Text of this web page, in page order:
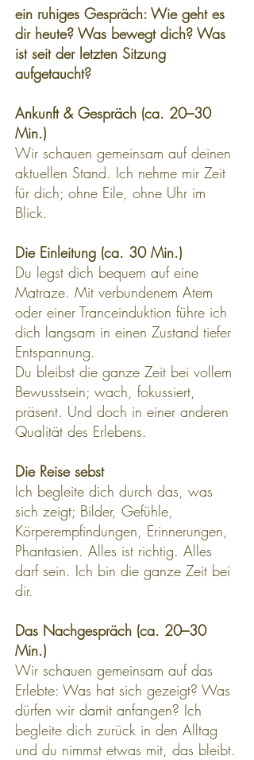
ein ruhiges Gespräch: Wie geht es
dir heute? Was bewegt dich? Was
ist seit der letzten Sitzung
aufgetaucht?
Ankunft & Gespräch (ca. 20–30
Min.)
Wir schauen gemeinsam auf deinen
aktuellen Stand. Ich nehme mir Zeit
für dich; ohne Eile, ohne Uhr im
Blick.
Die Einleitung (ca. 30 Min.)
Du legst dich bequem auf eine
Matraze. Mit verbundenem Atem
oder einer Tranceinduktion führe ich
dich langsam in einen Zustand tiefer
Entspannung.
Du bleibst die ganze Zeit bei vollem
Bewusstsein; wach, fokussiert,
präsent. Und doch in einer anderen
Qualität des Erlebens.
Die Reise sebst
Ich begleite dich durch das, was
sich zeigt; Bilder, Gefühle,
Körperempfindungen, Erinnerungen,
Phantasien. Alles ist richtig. Alles
darf sein. Ich bin die ganze Zeit bei
dir.
Das Nachgespräch (ca. 20–30
Min.)
Wir schauen gemeinsam auf das
Erlebte: Was hat sich gezeigt? Was
dürfen wir damit anfangen? Ich
begleite dich zurück in den Alltag
und du nimmst etwas mit, das bleibt.